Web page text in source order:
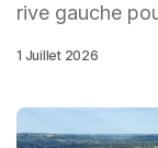
rive gauche
1 Juillet 2026